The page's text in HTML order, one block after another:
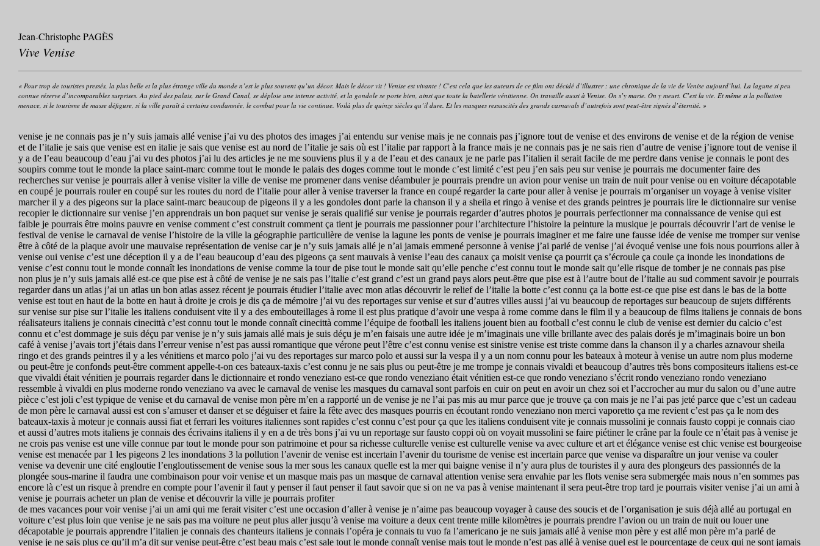
Jean-Christophe PAGÈS
Vive Venise
« Pour trop de touristes pressés, la plus belle et la plus étrange ville du monde n’est le plus souvent qu’un décor. Mais le décor vit ! Venise est vivante ! C’est cela que les auteurs de ce film ont décidé d’illustrer : une chronique de la vie de Venise aujourd’hui. La lagune si peu
connue réserve d’incomparables surprises. Au pied des palais, sur le Grand Canal, se déploie une intense activité, et la gondole se porte bien, ainsi que toute la batellerie vénitienne. On travaille aussi à Venise. On s’y marie. On y meurt. C’est la vie. Et même si la pollution
menace, si le tourisme de masse défigure, si la ville paraît à certains condamnée, le combat pour la vie continue. Voilà plus de quinze siècles qu’il dure. Et les masques ressuscités des grands carnavals d’autrefois sont peut-être signés d’éternité. »
venise je ne connais pas je n’y suis jamais allé venise j’ai vu des photos des images j’ai entendu sur venise mais je ne connais pas j’ignore tout de venise et des environs de venise et de la région de venise
et de l’italie je sais que venise est en italie je sais que venise est au nord de l’italie je sais où est l’italie par rapport à la france mais je ne connais pas je ne sais rien d’autre de venise j’ignore tout de venise il
y a de l’eau beaucoup d’eau j’ai vu des photos j’ai lu des articles je ne me souviens plus il y a de l’eau et des canaux je ne parle pas l’italien il serait facile de me perdre dans venise je connais le pont des
soupirs comme tout le monde la place saint-marc comme tout le monde le palais des doges comme tout le monde c’est limité c’est peu j’en sais peu sur venise je pourrais me documenter faire des
recherches sur venise je pourrais aller à venise visiter la ville de venise me promener dans venise déambuler je pourrais prendre un avion pour venise un train de nuit pour venise ou en voiture décapotable
en coupé je pourrais rouler en coupé sur les routes du nord de l’italie pour aller à venise traverser la france en coupé regarder la carte pour aller à venise je pourrais m’organiser un voyage à venise visiter
marcher il y a des pigeons sur la place saint-marc beaucoup de pigeons il y a les gondoles dont parle la chanson il y a sheila et ringo à venise et des grands peintres je pourrais lire le dictionnaire sur venise
recopier le dictionnaire sur venise j’en apprendrais un bon paquet sur venise je serais qualifié sur venise je pourrais regarder d’autres photos je pourrais perfectionner ma connaissance de venise qui est
faible je pourrais être moins pauvre en venise comment c’est construit comment ça tient je pourrais me passionner pour l’architecture l’histoire la peinture la musique je pourrais découvrir l’art de venise le
festival de venise le carnaval de venise l’histoire de la ville la géographie particulière de venise la lagune les ponts de venise je pourrais imaginer et me faire une fausse idée de venise me tromper sur venise
être à côté de la plaque avoir une mauvaise représentation de venise car je n’y suis jamais allé je n’ai jamais emmené personne à venise j’ai parlé de venise j’ai évoqué venise une fois nous pourrions aller à
venise oui venise c’est une déception il y a de l’eau beaucoup d’eau des pigeons ça sent mauvais à venise l’eau des canaux ça moisit venise ça pourrit ça s’écroule ça coule ça inonde les inondations de
venise c’est connu tout le monde connaît les inondations de venise comme la tour de pise tout le monde sait qu’elle penche c’est connu tout le monde sait qu’elle risque de tomber je ne connais pas pise
non plus je n’y suis jamais allé est-ce que pise est à côté de venise je ne sais pas l’italie c’est grand c’est un grand pays alors peut-être que pise est à l’autre bout de l’italie au sud comment savoir je pourrais
regarder dans un atlas j’ai un atlas un bon atlas assez récent je pourrais étudier l’italie avec mon atlas découvrir le relief de l’italie la botte c’est connu ça la botte est-ce que pise est dans le bas de la botte
venise est tout en haut de la botte en haut à droite je crois je dis ça de mémoire j’ai vu des reportages sur venise et sur d’autres villes aussi j’ai vu beaucoup de reportages sur beaucoup de sujets différents
sur venise sur pise sur l’italie les italiens conduisent vite il y a des embouteillages à rome il est plus pratique d’avoir une vespa à rome comme dans le film il y a beaucoup de films italiens je connais de bons
réalisateurs italiens je connais cinecittà c’est connu tout le monde connaît cinecittà comme l’équipe de football les italiens jouent bien au football c’est connu le club de venise est dernier du calcio c’est
connu et c’est dommage je suis déçu par venise je n’y suis jamais allé mais je suis déçu je m’en faisais une autre idée je m’imaginais une ville brillante avec des palais dorés je m’imaginais boire un bon
café à venise j’avais tort j’étais dans l’erreur venise n’est pas aussi romantique que vérone peut l’être c’est connu venise est sinistre venise est triste comme dans la chanson il y a charles aznavour sheila
ringo et des grands peintres il y a les vénitiens et marco polo j’ai vu des reportages sur marco polo et aussi sur la vespa il y a un nom connu pour les bateaux à moteur à venise un autre nom plus moderne
ou peut-être je confonds peut-être comment appelle-t-on ces bateaux-taxis c’est connu je ne sais plus ou peut-être je me trompe je connais vivaldi et beaucoup d’autres très bons compositeurs italiens est-ce
que vivaldi était vénitien je pourrais regarder dans le dictionnaire et rondo veneziano est-ce que rondo veneziano était vénitien est-ce que rondo veneziano s’écrit rondo veneziano rondo veneziano
ressemble à vivaldi en plus moderne rondo veneziano va avec le carnaval de venise les masques du carnaval sont parfois en cuir on peut en avoir un chez soi et l’accrocher au mur du salon ou d’une autre
pièce c’est joli c’est typique de venise et du carnaval de venise mon père m’en a rapporté un de venise je ne l’ai pas mis au mur parce que je trouve ça con mais je ne l’ai pas jeté parce que c’est un cadeau
de mon père le carnaval aussi est con s’amuser et danser et se déguiser et faire la fête avec des masques pourris en écoutant rondo veneziano non merci vaporetto ça me revient c’est pas ça le nom des
bateaux-taxis à moteur je connais aussi fiat et ferrari les voitures italiennes sont rapides c’est connu c’est pour ça que les italiens conduisent vite je connais mussolini je connais fausto coppi je connais ciao
et aussi d’autres mots italiens je connais des écrivains italiens il y en a de très bons j’ai vu un reportage sur fausto coppi où on voyait mussolini se faire piétiner le crâne par la foule ce n’était pas à venise je
ne crois pas venise est une ville connue par tout le monde pour son patrimoine et pour sa richesse culturelle venise est culturelle venise va avec culture et art et élégance venise est chic venise est bourgeoise
venise est menacée par 1 les pigeons 2 les inondations 3 la pollution l’avenir de venise est incertain l’avenir du tourisme de venise est incertain parce que venise va disparaître un jour venise va couler
venise va devenir une cité engloutie l’engloutissement de venise sous la mer sous les canaux quelle est la mer qui baigne venise il n’y aura plus de touristes il y aura des plongeurs des passionnés de la
plongée sous-marine il faudra une combinaison pour voir venise et un masque mais pas un masque de carnaval attention venise sera envahie par les flots venise sera submergée mais nous n’en sommes pas
encore là c’est un risque à prendre en compte pour l’avenir il faut y penser il faut penser il faut savoir que si on ne va pas à venise maintenant il sera peut-être trop tard je pourrais visiter venise j’ai un ami à
venise je pourrais acheter un plan de venise et découvrir la ville je pourrais profiter
de mes vacances pour voir venise j’ai un ami qui me ferait visiter c’est une occasion d’aller à venise je n’aime pas beaucoup voyager à cause des soucis et de l’organisation je suis déjà allé au portugal en
voiture c’est plus loin que venise je ne sais pas ma voiture ne peut plus aller jusqu’à venise ma voiture a deux cent trente mille kilomètres je pourrais prendre l’avion ou un train de nuit ou louer une
décapotable je pourrais apprendre l’italien je connais des chanteurs italiens je connais l’opéra je connais tu vuo fa l’americano je ne suis jamais allé à venise mon père y est allé mon père m’a parlé de
venise je ne sais plus ce qu’il m’a dit sur venise peut-être c’est beau mais c’est sale tout le monde connaît venise mais tout le monde n’est pas allé à venise quel est le pourcentage de ceux qui ne sont jamais